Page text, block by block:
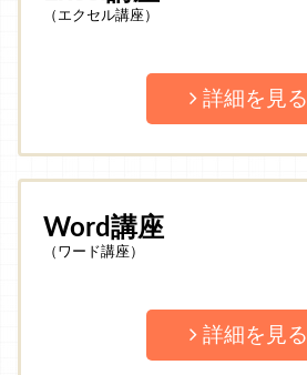
（エクセル講座）
詳細を見る
Word講座
（ワード講座）
詳細を見る